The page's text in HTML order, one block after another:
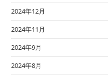
2024年12月
2024年11月
2024年9月
2024年8月